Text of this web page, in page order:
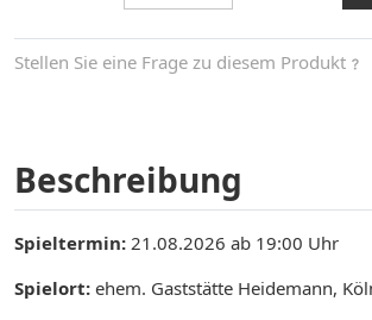
Stellen Sie eine Frage zu diesem Produkt
Beschreibung
Spieltermin: 21.08.2026 ab 19:00 Uhr
Spielort: ehem. Gaststätte Heidemann,